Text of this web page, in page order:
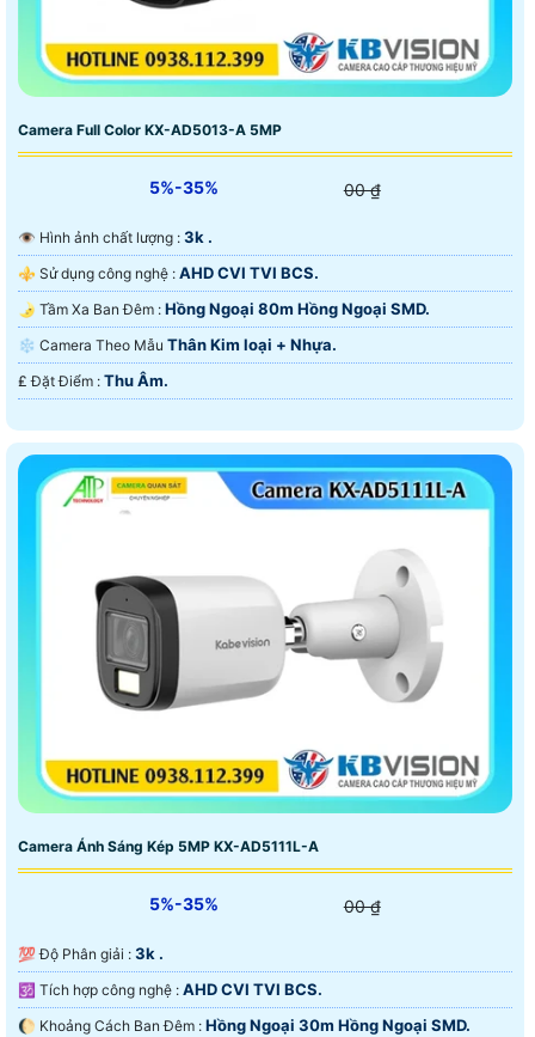
Camera Full Color KX-AD5013-A 5MP
5%-35% 00 ₫
👁 Hình ảnh chất lượng : 3k .
⚜️ Sử dụng công nghệ : AHD CVI TVI BCS.
🌛 Tầm Xa Ban Đêm : Hồng Ngoại 80m Hồng Ngoại SMD.
❄ Camera Theo Mẫu Thân Kim loại + Nhựa.
️₤ Đặt Điểm : Thu Âm.
Camera Ánh Sáng Kép 5MP KX-AD5111L-A
5%-35% 00 ₫
💯 Độ Phân giải : 3k .
🕉️ Tích hợp công nghệ : AHD CVI TVI BCS.
🌔 Khoảng Cách Ban Đêm : Hồng Ngoại 30m Hồng Ngoại SMD.